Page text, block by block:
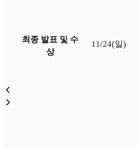
최종 발표 및 수
상
11/24(일)